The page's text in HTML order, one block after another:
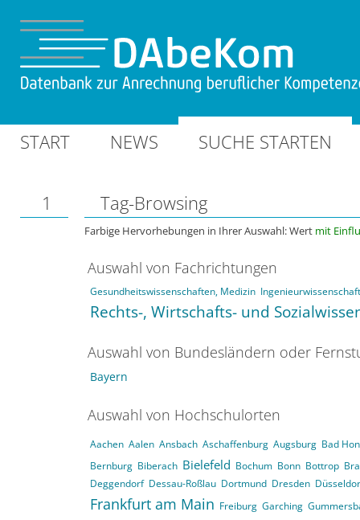
START NEWS SUCHE STARTEN
1 Tag-Browsing
Farbige Hervorhebungen in Ihrer Auswahl: Wert mit
Auswahl von Fachrichtungen
Gesundheitswissenschaften, Medizin
Rechts-, Wirtschafts- und
Auswahl von Bundesländern oder
Bayern
Auswahl von Hochschulorten
Aachen Aalen Ansbach Aschaffenburg Augsburg Bad
Bernburg Biberach Bielefeld Bochum Bonn Bottrop
Deggendorf Dessau-Roßlau Dortmund Dresden
Frankfurt am Main Freiburg Garching